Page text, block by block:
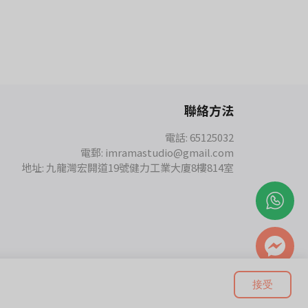
聯絡方法
電話: 65125032
電郵: imramastudio@gmail.com
地址: 九龍灣宏開道19號健力工業大廈8樓814室
接受